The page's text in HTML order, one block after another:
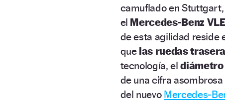
camuflado en
el Mercedes-Benz VLE
de esta agilidad reside
que las ruedas
tecnología, el
de una cifra
del nuevo Mercedes-